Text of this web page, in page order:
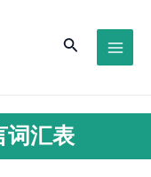
搜
词汇表